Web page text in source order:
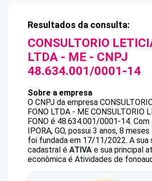
Resultados da consulta:
CONSULTORIO
LTDA - ME - CNPJ
48.634.001/0001-14
Sobre a empresa
O CNPJ da empresa
FONO LTDA - ME CONSULTORIO
FONO é 48.634.001/0001-14. Com
IPORA, GO, possui 3 anos, 8
foi fundada em 17/11/2022. A sua
cadastral é ATIVA e sua principal
econômica é Atividades de